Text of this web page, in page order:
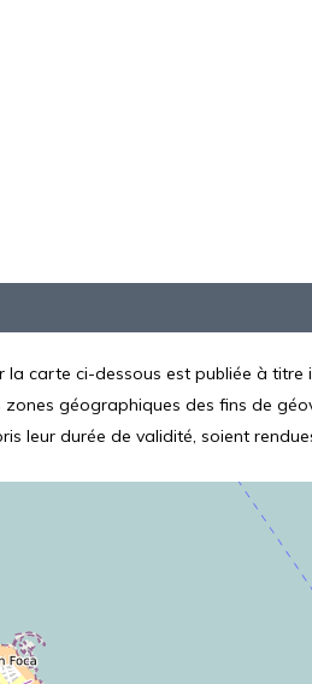
carte ci-dessous est publiée à
géographiques des fins de
leur durée de validité, soient